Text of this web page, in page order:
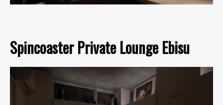
Spincoaster Private Lounge Ebisu